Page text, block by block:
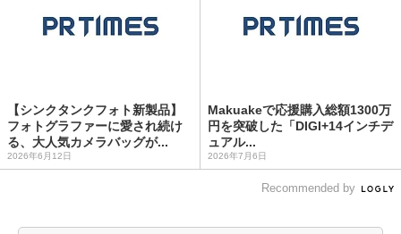
【シンクタンクフォト新製品】
フォトグラファーに愛され続け
る、大人気カメラバッグが...
2026年6月12日
Makuakeで応援購入総額1300万
円を突破した「DIGI+14インチデ
ュアル...
2026年7月6日
Recommended by